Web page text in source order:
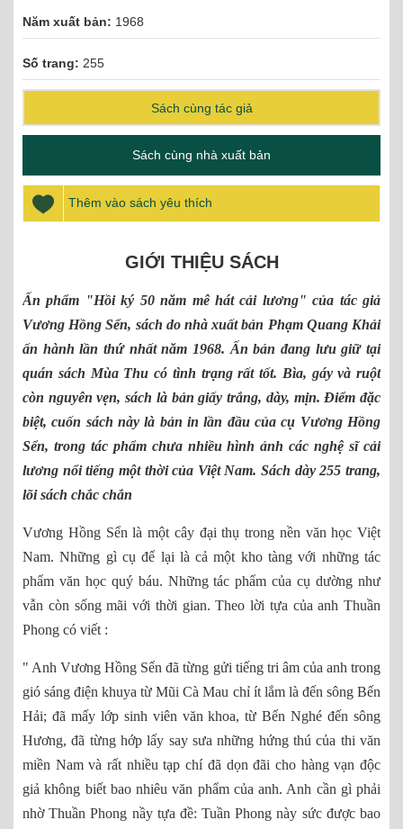
Năm xuất bản: 1968
Số trang: 255
Sách cùng tác giả
Sách cùng nhà xuất bản
Thêm vào sách yêu thích
GIỚI THIỆU SÁCH
Ấn phẩm "Hồi ký 50 năm mê hát cải lương" của tác giả
Vương Hồng Sển, sách do nhà xuất bản Phạm Quang Khải
ấn hành lần thứ nhất năm 1968. Ấn bản đang lưu giữ tại
quán sách Mùa Thu có tình trạng rất tốt. Bìa, gáy và ruột
còn nguyên vẹn, sách là bản giấy trắng, dày, mịn. Điểm đặc
biệt, cuốn sách này là bản in lần đầu của cụ Vương Hồng
Sển, trong tác phẩm chưa nhiều hình ảnh các nghệ sĩ cải
lương nổi tiếng một thời của Việt Nam. Sách dày 255 trang,
lõi sách chắc chắn
Vương Hồng Sển là một cây đại thụ trong nền văn học Việt
Nam. Những gì cụ để lại là cả một kho tàng với những tác
phẩm văn học quý báu. Những tác phẩm của cụ dường như
vẫn còn sống mãi với thời gian. Theo lời tựa của anh Thuần
Phong có viết :
" Anh Vương Hồng Sển đã từng gửi tiếng tri âm của anh trong
gió sáng điện khuya từ Mũi Cà Mau chỉ ít lắm là đến sông Bến
Hải; đã mấy lớp sinh viên văn khoa, từ Bến Nghé đến sông
Hương, đã từng hớp lấy say sưa những hứng thú của thi văn
miền Nam và rất nhiều tạp chí đã dọn đãi cho hàng vạn độc
giả không biết bao nhiêu văn phẩm của anh. Anh cần gì phải
nhờ Thuần Phong nầy tựa đề: Tuần Phong này sức được bao